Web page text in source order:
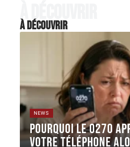
À découvrir
À découvrir
NEWS
Pourquoi le 0270
votre téléphone